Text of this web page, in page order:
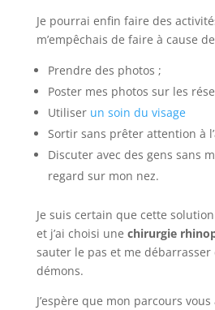
Je pourrai enfin faire des
m’empêchais de faire à cause
Prendre des photos ;
Poster mes photos sur les
Utiliser un soin du visage
Sortir sans prêter attention à
Discuter avec des gens sans
regard sur mon nez.
Je suis certain que cette
et j’ai choisi une chirurgie
sauter le pas et me débarrasser
démons.
J’espère que mon parcours